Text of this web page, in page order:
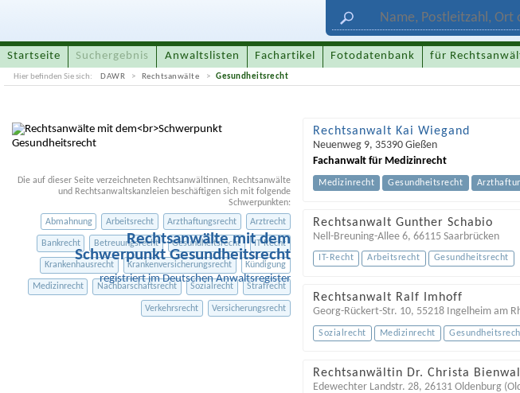
Startseite Suchergebnis Anwaltslisten Fachartikel Fotodatenbank für
Hier befinden Sie sich: DAWR Rechtsanwälte Gesundheitsrecht
Rechtsanwälte mit dem
Schwerpunkt Gesundheitsrecht
registriert im Deutschen Anwaltsregister
Die auf dieser Seite verzeichneten Rechtsanwältinnen, Rechtsanwälte
und Rechtsanwaltskanzleien beschäftigen sich mit folgende
Schwerpunkten:
Abmahnung
Arbeitsrecht Arzthaftungsrecht Arztrecht
Bankrecht Betreuungsrecht Gesundheitsrecht IT-Recht
Krankenhausrecht Krankenversicherungsrecht Kündigung
Medizinrecht Nachbarschaftsrecht Sozialrecht Strafrecht
Verkehrsrecht Versicherungsrecht
Rechtsanwalt Kai Wiegand
Neuenweg 9, 35390 Gießen
Fachanwalt für Medizinrecht
Medizinrecht Gesundheitsrecht
Rechtsanwalt Gunther Schabio
Nell-Breuning-Allee 6,66115 Saarbrücken
IT-Recht Arbeitsrecht Gesundheitsrecht
Rechtsanwalt Ralf Imhoff
Georg-Rückert-Str. 10, 55218 Ingelheim am
Sozialrecht Medizinrecht
Rechtsanwältin Dr. Christa
Edewechter Landstr. 28,26131 Oldenburg